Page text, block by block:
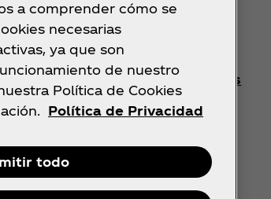
Preguntas frecuentes
Contáctanos
a comprender cómo se
necesarias
ya que son
de nuestro
Política de Cookies
Política de Privacidad
todo